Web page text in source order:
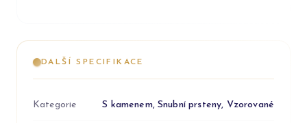
DALŠÍ SPECIFIKACE
Kategorie S kamenem, Snubní prsteny, Vzorované